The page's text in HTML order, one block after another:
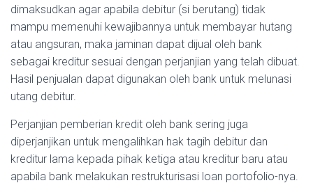
dimaksudkan agar apabila debitur (si berutang) tidak
mampu memenuhi kewajibannya untuk membayar hutang
atau angsuran, maka jaminan dapat dijual oleh bank
sebagai kreditur sesuai dengan perjanjian yang telah dibuat.
Hasil penjualan dapat digunakan oleh bank untuk melunasi
utang debitur.
Perjanjian pemberian kredit oleh bank sering juga
diperjanjikan untuk mengalihkan hak tagih debitur dan
kreditur lama kepada pihak ketiga atau kreditur baru atau
apabila bank melakukan restrukturisasi loan portofolio-nya.